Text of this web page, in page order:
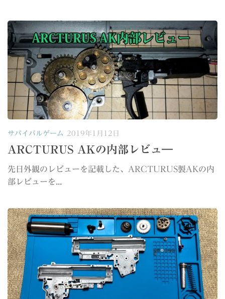
サバイバルゲーム 2019年1月12日
ARCTURUS AKの内部レビュ―
先日外観のレビューを記載した、ARCTURUS製AKの内
部レビューを...